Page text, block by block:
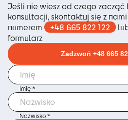
na
Jeśli nie wiesz od czego
konsultacji, skontaktuj się z
numerem
+48 665 822 122
formularz
Zadzwoń +48 665
Imię *
Nazwisko *